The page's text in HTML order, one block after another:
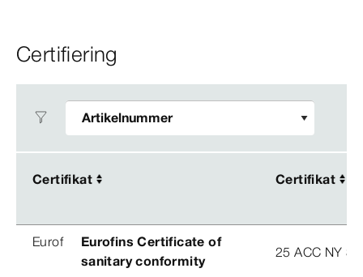
Certifiering
Certifikat Certifikat
Certifikat Certifikat
Eurof
Eurofins Certificate of
sanitary conformity
25 ACC NY